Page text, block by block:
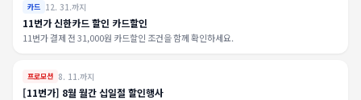
카드 12. 31.까지
11번가 신한카드 할인 카드할인
11번가 결제 전 31,000원 카드할인 조건을 함께 확인하세요.
프로모션 8. 11.까지
[11번가] 8월 월간 십일절 할인행사